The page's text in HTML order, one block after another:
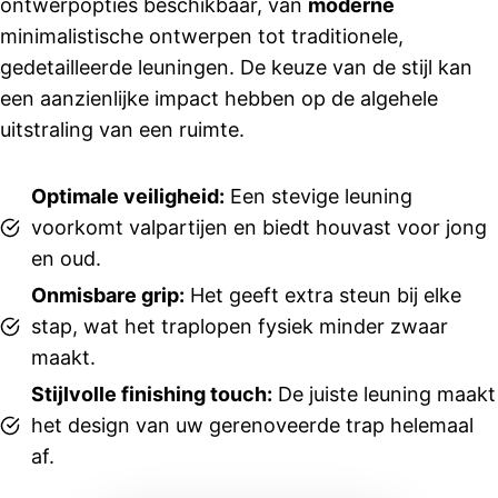
werden
netjes
nageko
men.
Ook
in de
showroo
m heeft
goed
geholpe
fijn met
ons
ontwerpopties beschikbaar, van moderne
minimalistische ontwerpen tot traditionele,
gedetailleerde leuningen. De keuze van de stijl kan
een aanzienlijke impact hebben op de algehele
uitstraling van een ruimte.
Optimale veiligheid: Een stevige leuning
voorkomt valpartijen en biedt houvast voor jong
en oud.
Onmisbare grip: Het geeft extra steun bij elke
stap, wat het traplopen fysiek minder zwaar
maakt.
Stijlvolle finishing touch: De juiste leuning maakt
het design van uw gerenoveerde trap helemaal
af.